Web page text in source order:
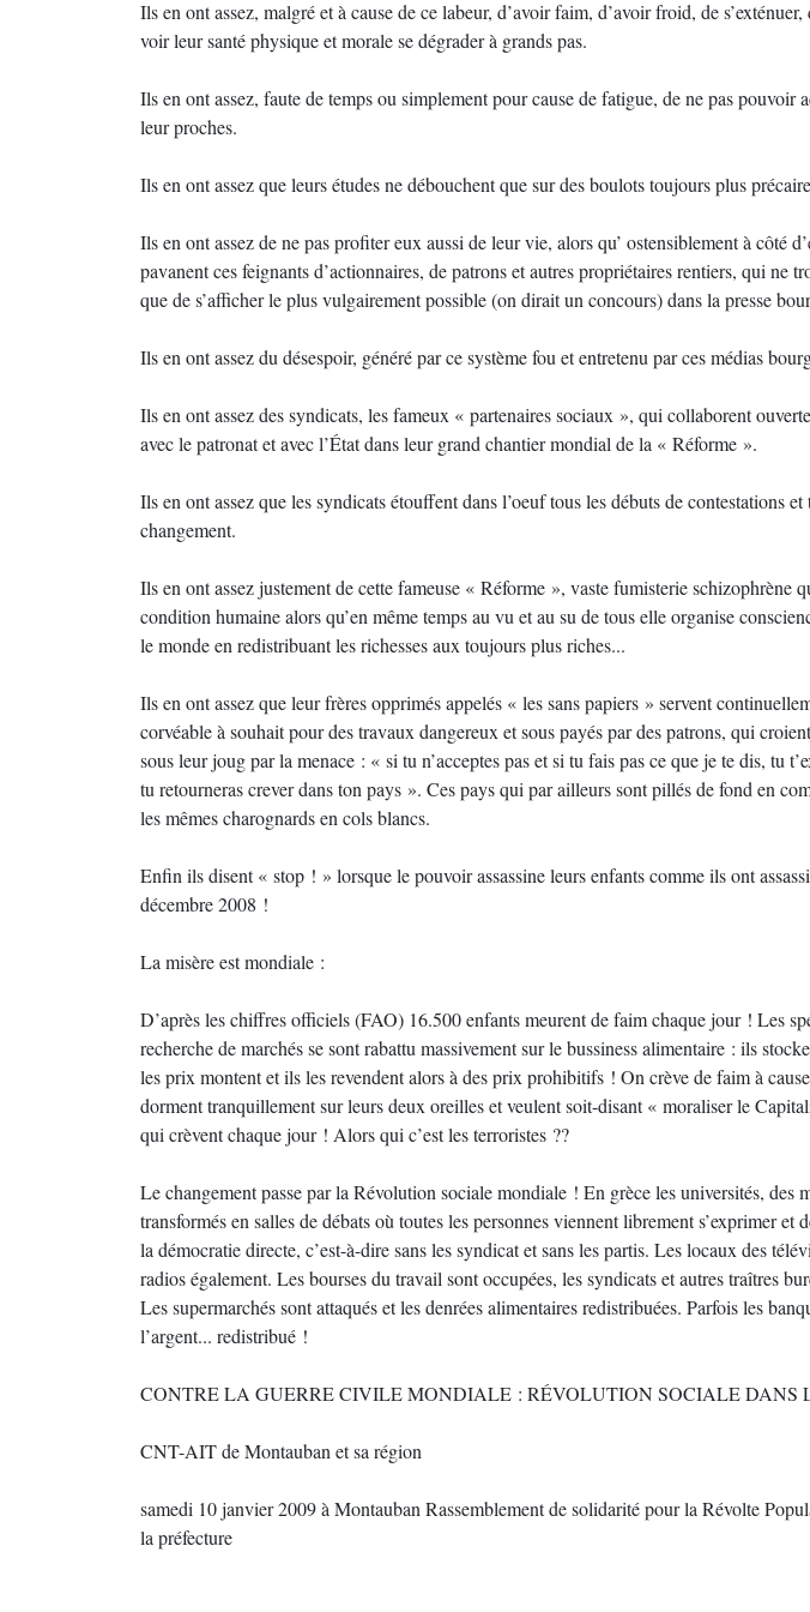
Ils en ont assez, malgré et à cause de ce labeur, d’avoir faim, d’avoir froid, de
voir leur santé physique et morale se dégrader à grands pas.
Ils en ont assez, faute de temps ou simplement pour cause de fatigue, de ne pas pouvoir
leur proches.
Ils en ont assez que leurs études ne débouchent que sur des boulots toujours plus
Ils en ont assez de ne pas profiter eux aussi de leur vie, alors qu’ ostensiblement à côté
pavanent ces feignants d’actionnaires, de patrons et autres propriétaires rentiers, qui ne
que de s’afficher le plus vulgairement possible (on dirait un concours) dans la presse
Ils en ont assez du désespoir, généré par ce système fou et entretenu par ces médias
Ils en ont assez des syndicats, les fameux « partenaires sociaux », qui collaborent
avec le patronat et avec l’État dans leur grand chantier mondial de la « Réforme ».
Ils en ont assez que les syndicats étouffent dans l’oeuf tous les débuts de contestations et
changement.
Ils en ont assez justement de cette fameuse « Réforme », vaste fumisterie schizophrène
condition humaine alors qu’en même temps au vu et au su de tous elle organise
le monde en redistribuant les richesses aux toujours plus riches...
Ils en ont assez que leur frères opprimés appelés « les sans papiers » servent
corvéable à souhait pour des travaux dangereux et sous payés par des patrons, qui
sous leur joug par la menace : « si tu n’acceptes pas et si tu fais pas ce que je te dis, tu
tu retourneras crever dans ton pays ». Ces pays qui par ailleurs sont pillés de fond en
les mêmes charognards en cols blancs.
Enfin ils disent « stop ! » lorsque le pouvoir assassine leurs enfants comme ils ont
décembre 2008 !
La misère est mondiale :
D’après les chiffres officiels (FAO) 16.500 enfants meurent de faim chaque jour ! Les
recherche de marchés se sont rabattu massivement sur le bussiness alimentaire : ils
les prix montent et ils les revendent alors à des prix prohibitifs ! On crève de faim à
dorment tranquillement sur leurs deux oreilles et veulent soit-disant « moraliser le
qui crèvent chaque jour ! Alors qui c’est les terroristes ??
Le changement passe par la Révolution sociale mondiale ! En grèce les universités, des
transformés en salles de débats où toutes les personnes viennent librement s’exprimer et
la démocratie directe, c’est-à-dire sans les syndicat et sans les partis. Les locaux des
radios également. Les bourses du travail sont occupées, les syndicats et autres traîtres
Les supermarchés sont attaqués et les denrées alimentaires redistribuées. Parfois les
l’argent... redistribué !
CONTRE LA GUERRE CIVILE MONDIALE : RÉVOLUTION SOCIALE DANS
CNT-AIT de Montauban et sa région
samedi 10 janvier 2009 à Montauban Rassemblement de solidarité pour la Révolte
la préfecture